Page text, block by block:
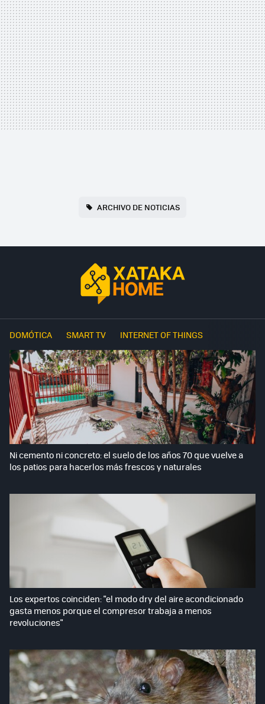
ARCHIVO DE NOTICIAS
DOMÓTICA SMART TV INTERNET OF THINGS
Ni cemento ni concreto: el suelo de los años 70 que vuelve a
los patios para hacerlos más frescos y naturales
Los expertos coinciden: "el modo dry del aire acondicionado
gasta menos porque el compresor trabaja a menos
revoluciones"